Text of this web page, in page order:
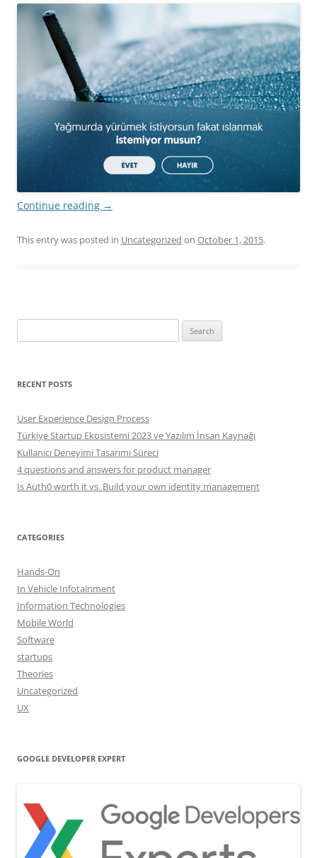
Continue reading →
This entry was posted in Uncategorized on October 1, 2015.
for:
RECENT POSTS
User Experience Design Process
Türkiye Startup Ekosistemi 2023 ve Yazılım İnsan Kaynağı
Kullanıcı Deneyimi Tasarımı Süreci
4 questions and answers for product manager
Is Auth0 worth it vs. Build your own identity management
CATEGORIES
Hands-On
In Vehicle Infotainment
Information Technologies
Mobile World
Software
startups
Theories
Uncategorized
UX
GOOGLE DEVELOPER EXPERT